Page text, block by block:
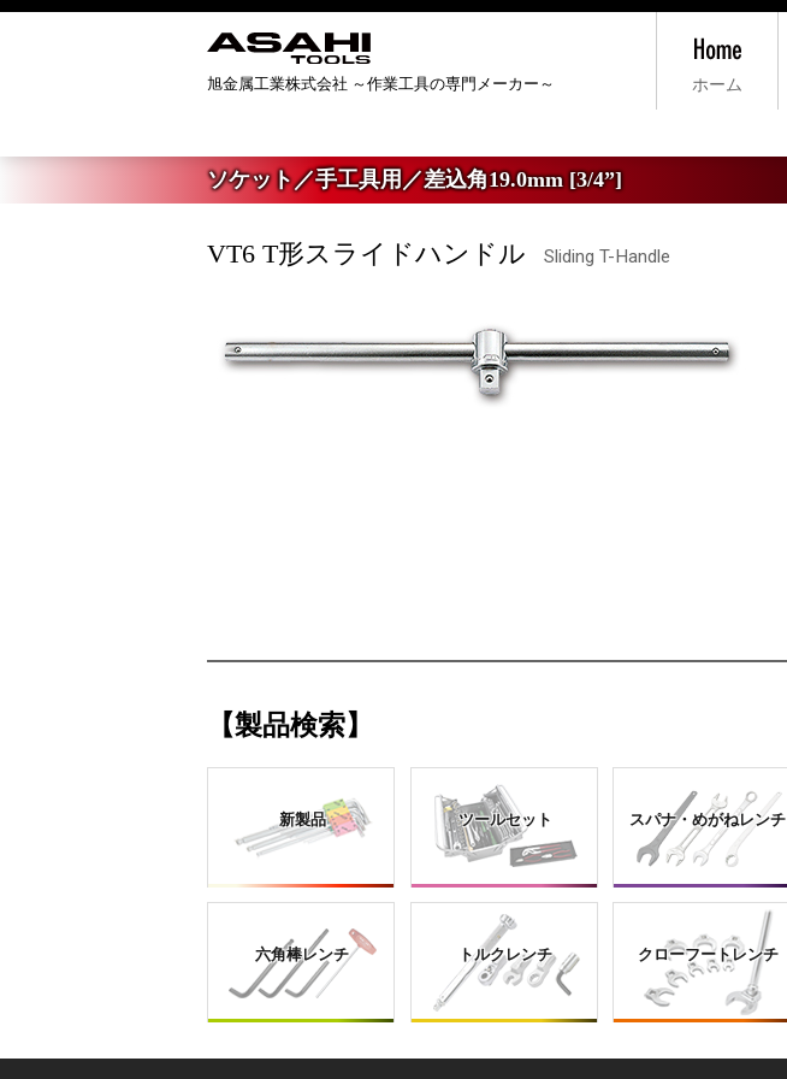
旭金属工業株式会社 ～作業工具の専門メーカー～ ホーム
ソケット／手工具用／差込角19.0mm [3/4”]
VT6 T形スライドハンドル Sliding T-Handle
【製品検索】
新製品 ツールセット スパナ・めがねレンチ
六角棒レンチ トルクレンチ クローフートレンチ